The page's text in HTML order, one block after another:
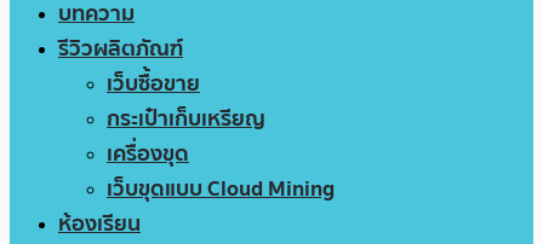
บทความ
รีวิวผลิตภัณฑ์
เว็บซื้อขาย
กระเป๋าเก็บเหรียญ
เครื่องขุด
เว็บขุดแบบ Cloud Mining
ห้องเรียน